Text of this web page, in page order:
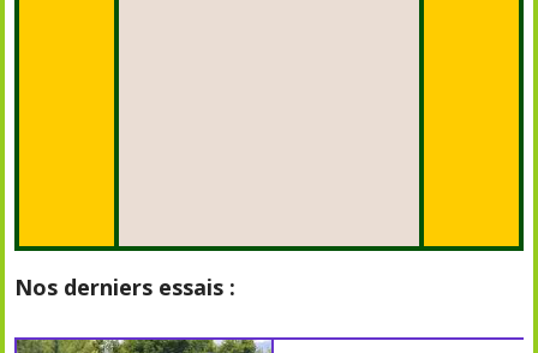
Nos derniers essais :